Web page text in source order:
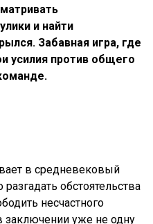
и найти
Забавная игра, где
усилия против общего
в средневековый
обстоятельства
несчастного
заключении уже не одну